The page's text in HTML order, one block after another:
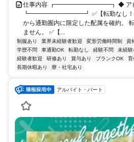
仕事内容 ┏━━━━━━━━━┓ ◆ アピ
┗━━━━━━━━━┛ ✅【転勤なし！住
から通勤圏内に限定した配属を確約。
ません。 ✅【...
制服あり 業界未経験者歓迎 変形労働時間制 資
学歴不問
車通勤OK 転勤なし 経験不問 未経験
経験者歓迎
研修あり 賞与あり ブランクOK 育
長期休暇あり
寮・社宅あり
アルバイト・パート